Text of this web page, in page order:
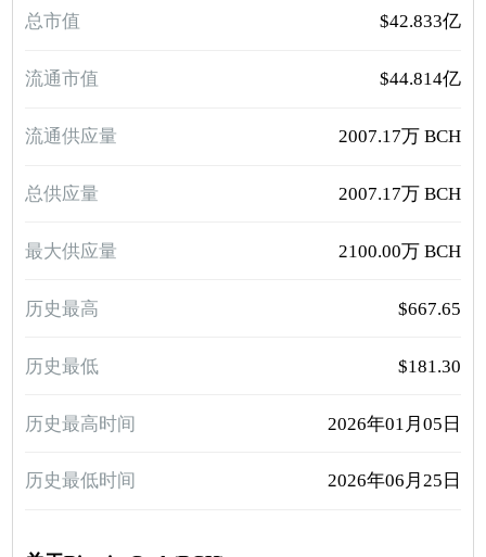
总市值 $42.833亿
流通市值 $44.814亿
流通供应量 2007.17万 BCH
总供应量 2007.17万 BCH
最大供应量 2100.00万 BCH
历史最高 $667.65
历史最低 $181.30
历史最高时间 2026年01月05日
历史最低时间 2026年06月25日